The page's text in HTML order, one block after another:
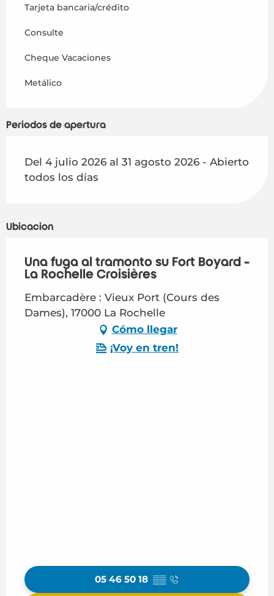
Tarjeta bancaria/crédito
Consulte
Cheque Vacaciones
Metálico
Periodos de apertura
Del 4 julio 2026 al 31 agosto 2026 - Abierto
todos los días
Ubicación
Una fuga al tramonto su Fort Boyard -
La Rochelle Croisières
Embarcadère : Vieux Port (Cours des
Dames), 17000 La Rochelle
Cómo llegar
¡Voy en tren!
05 46 50 18 ▒▒